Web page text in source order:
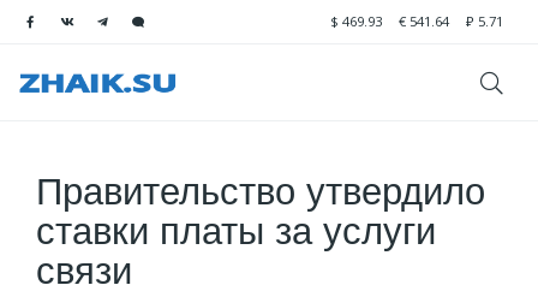
$ 469.93 € 541.64 ₽ 5.71
Правительство утвердило
ставки платы за услуги
связи